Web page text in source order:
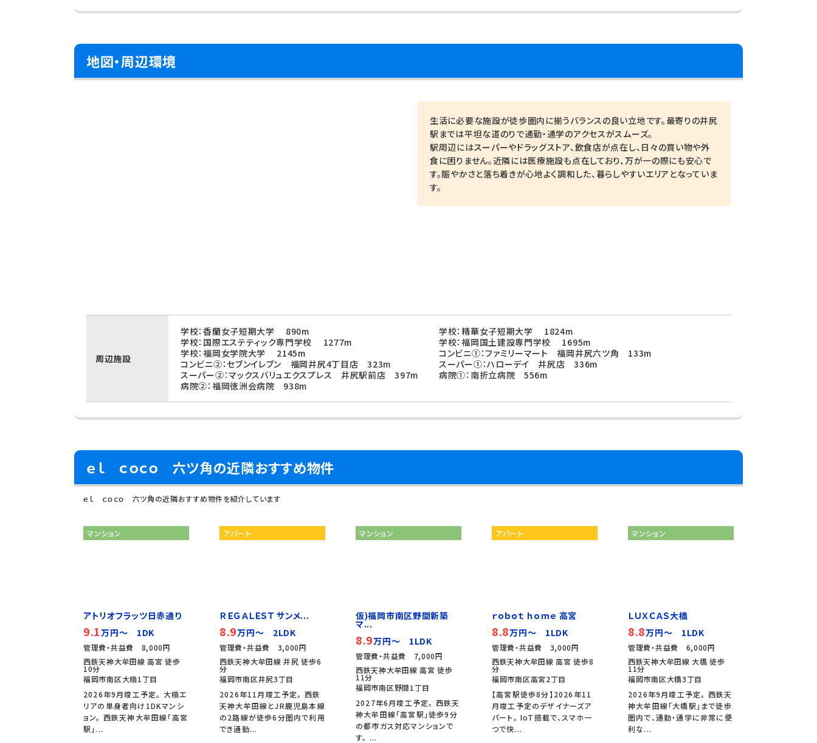
地図・周辺環境
生活に必要な施設が徒歩圏内に揃うバランスの良い立地です。最寄りの井尻
駅までは平坦な道のりで通勤・通学のアクセスがスムーズ。
駅周辺にはスーパーやドラッグストア、飲食店が点在し、日々の買い物や外
食に困りません。近隣には医療施設も点在しており、万が一の際にも安心で
す。賑やかさと落ち着きが心地よく調和した、暮らしやすいエリアとなっていま
す。
周辺施設
学校：香蘭女子短期大学 890m
学校：精華女子短期大学 1824m
学校：国際エステティック専門学校 1277m
学校：福岡国土建設専門学校 1695m
学校：福岡女学院大学 2145m
コンビニ①：ファミリーマート 福岡井尻六ツ角 133m
コンビニ②：セブンイレブン 福岡井尻4丁目店 323m
スーパー①：ハローデイ 井尻店 336m
スーパー②：マックスバリュエクスプレス 井尻駅前店 397m
病院①：南折立病院 556m
病院②：福岡徳洲会病院 938m
ｅｌ ｃｏｃｏ 六ツ角の近隣おすすめ物件
ｅｌ ｃｏｃｏ 六ツ角の近隣おすすめ物件を紹介しています
マンション
アトリオフラッツ日赤通り
9.1万円～ 1DK
管理費・共益費 8,000円
西鉄天神大牟田線 高宮 徒歩
10分
福岡市南区大楠1丁目
2026年9月竣工予定。 大楠エ
リアの単身者向け1DKマンシ
ョン。 西鉄天神大牟田線「高宮
駅」...
アパート
ＲＥＧＡＬＥＳＴ サンメ...
8.9万円～ 2LDK
管理費・共益費 3,000円
西鉄天神大牟田線 井尻 徒歩6
分
福岡市南区井尻3丁目
2026年11月竣工予定。 西鉄
天神大牟田線とJR鹿児島本線
の2路線が徒歩6分圏内で利用
でき通勤...
マンション
仮)福岡市南区野間新築
マ...
8.9万円～ 1LDK
管理費・共益費 7,000円
西鉄天神大牟田線 高宮 徒歩
11分
福岡市南区野間1丁目
2027年6月竣工予定。 西鉄天
神大牟田線「高宮駅」徒歩9分
の都市ガス対応マンションで
す。 ...
アパート
ｒｏｂｏｔ ｈｏｍｅ 高宮
8.8万円～ 1LDK
管理費・共益費 3,000円
西鉄天神大牟田線 高宮 徒歩8
分
福岡市南区高宮2丁目
【高宮駅徒歩8分】2026年11
月竣工予定のデザイナーズア
パート。 IoT搭載で、スマホ一
つで快...
マンション
ＬＵＸＣＡＳ大橋
8.8万円～ 1LDK
管理費・共益費 6,000円
西鉄天神大牟田線 大橋 徒歩
11分
福岡市南区大橋3丁目
2026年9月竣工予定。 西鉄天
神大牟田線「大橋駅」まで徒歩
圏内で、通勤・通学に非常に便
利な...